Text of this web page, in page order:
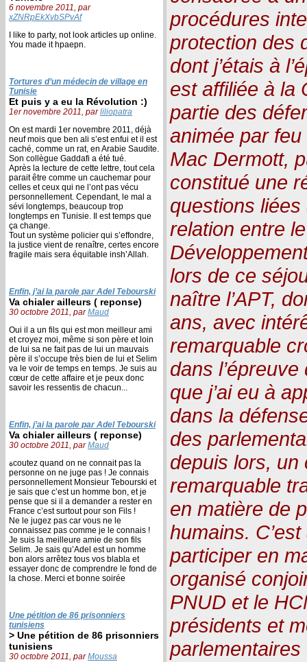
6 novembre 2011, par
xZNRpEkXvbSPvAf
I like to party, not look articles up online.
You made it hpaepn.
Tortures d’un médecin de village en
Tunisie
Et puis y a eu la Révolution :)
1er novembre 2011, parliliopatra
On est mardi 1er novembre 2011, déjà
neuf mois que ben ali s’est enfui et il est
caché, comme un rat, en Arabie Saudite.
Son collègue Gaddafi a été tué.
Après la lecture de cette lettre, tout cela
parait être comme un cauchemar pour
celles et ceux qui ne l’ont pas vécu
personnellement. Cependant, le mal a
sévi longtemps, beaucoup trop
longtemps en Tunisie. Il est temps que
ça change.
Tout un système policier qui s’effondre,
la justice vient de renaître, certes encore
fragile mais sera équitable insh’Allah.
Enfin, j’ai la parole par Adel Tebourski
Va chialer ailleurs ( reponse)
30 octobre 2011, parMaud
Oui il a un fils qui est mon meilleur ami
et croyez moi, même si son père et loin
de lui sa ne fait pas de lui un mauvais
père il s’occupe très bien de lui et Selim
va le voir de temps en temps. Je suis au
cœur de cette affaire et je peux donc
savoir les ressentis de chacun...
Enfin, j’ai la parole par Adel Tebourski
Va chialer ailleurs ( reponse)
30 octobre 2011, parMaud
ةcoutez quand on ne connait pas la
personne on ne juge pas ! Je connais
personnellement Monsieur Tebourski et
je sais que c’est un homme bon, et je
pense que si il a demander a rester en
France c’est surtout pour son Fils !
Ne le jugez pas car vous ne le
connaissez pas comme je le connais !
Je suis la meilleure amie de son fils
Selim. Je sais qu’Adel est un homme
bon alors arrêtez tous vos blabla et
essayer donc de comprendre le fond de
la chose. Merci et bonne soirée
Une pétition de 86 prisonniers
tunisiens
> Une pétition de 86 prisonniers
tunisiens
30 octobre 2011, parMoussa
procédures
protection des
dont j’étais à
est affiliée à la
partie des
animée par
Mac Dermott,
constitué une
questions liées
relation entre
lors de ce
naître l’APT,
ans, avec
remarquable
dans
que j’ai eu à
dans la
des
depuis lors, un
remarquable
en matière de
humains.
participer en
organisé
PNUD et le
présidents et
parlementaires